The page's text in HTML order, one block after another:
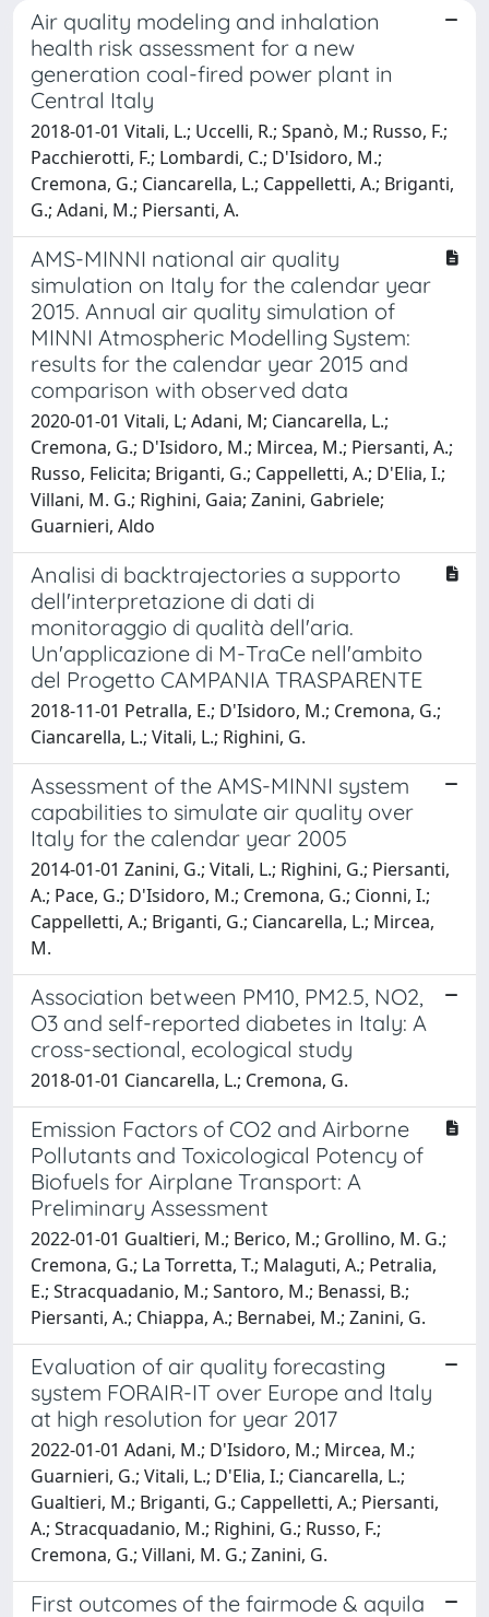
Air quality modeling and inhalation
health risk assessment for a new
generation coal-fired power plant in
Central Italy
2018-01-01 Vitali, L.; Uccelli, R.; Spanò, M.; Russo, F.;
Pacchierotti, F.; Lombardi, C.; D'Isidoro, M.;
Cremona, G.; Ciancarella, L.; Cappelletti, A.; Briganti,
G.; Adani, M.; Piersanti, A.
AMS-MINNI national air quality
simulation on Italy for the calendar year
2015. Annual air quality simulation of
MINNI Atmospheric Modelling System:
results for the calendar year 2015 and
comparison with observed data
2020-01-01 Vitali, L; Adani, M; Ciancarella, L.;
Cremona, G.; D'Isidoro, M.; Mircea, M.; Piersanti, A.;
Russo, Felicita; Briganti, G.; Cappelletti, A.; D'Elia, I.;
Villani, M. G.; Righini, Gaia; Zanini, Gabriele;
Guarnieri, Aldo
Analisi di backtrajectories a supporto
dell'interpretazione di dati di
monitoraggio di qualità dell'aria.
Un'applicazione di M-TraCe nell'ambito
del Progetto CAMPANIA TRASPARENTE
2018-11-01 Petralla, E.; D'Isidoro, M.; Cremona, G.;
Ciancarella, L.; Vitali, L.; Righini, G.
Assessment of the AMS-MINNI system
capabilities to simulate air quality over
Italy for the calendar year 2005
2014-01-01 Zanini, G.; Vitali, L.; Righini, G.; Piersanti,
A.; Pace, G.; D'Isidoro, M.; Cremona, G.; Cionni, I.;
Cappelletti, A.; Briganti, G.; Ciancarella, L.; Mircea,
M.
Association between PM10, PM2.5, NO2,
O3 and self-reported diabetes in Italy: A
cross-sectional, ecological study
2018-01-01 Ciancarella, L.; Cremona, G.
Emission Factors of CO2 and Airborne
Pollutants and Toxicological Potency of
Biofuels for Airplane Transport: A
Preliminary Assessment
2022-01-01 Gualtieri, M.; Berico, M.; Grollino, M. G.;
Cremona, G.; La Torretta, T.; Malaguti, A.; Petralia,
E.; Stracquadanio, M.; Santoro, M.; Benassi, B.;
Piersanti, A.; Chiappa, A.; Bernabei, M.; Zanini, G.
Evaluation of air quality forecasting
system FORAIR-IT over Europe and Italy
at high resolution for year 2017
2022-01-01 Adani, M.; D'Isidoro, M.; Mircea, M.;
Guarnieri, G.; Vitali, L.; D'Elia, I.; Ciancarella, L.;
Gualtieri, M.; Briganti, G.; Cappelletti, A.; Piersanti,
A.; Stracquadanio, M.; Righini, G.; Russo, F.;
Cremona, G.; Villani, M. G.; Zanini, G.
First outcomes of the fairmode & aquila